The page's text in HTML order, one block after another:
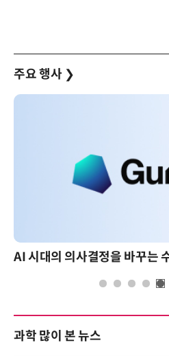
주요 행사 ❯
과학 많이 본 뉴스